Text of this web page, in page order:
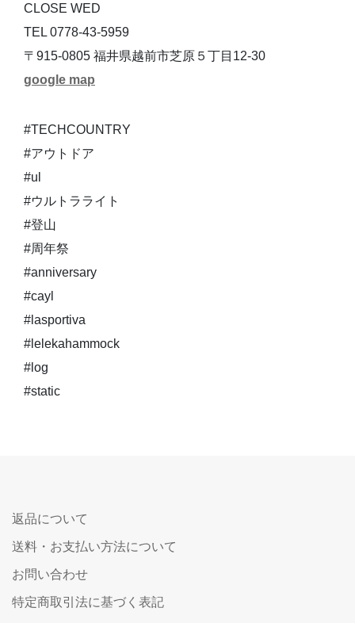
CLOSE WED
TEL 0778-43-5959
〒915-0805 福井県越前市芝原５丁目12-30
google map
#TECHCOUNTRY
#アウトドア
#ul
#ウルトラライト
#登山
#周年祭
#anniversary
#cayl
#lasportiva
#lelekahammock
#log
#static
返品について
送料・お支払い方法について
お問い合わせ
特定商取引法に基づく表記